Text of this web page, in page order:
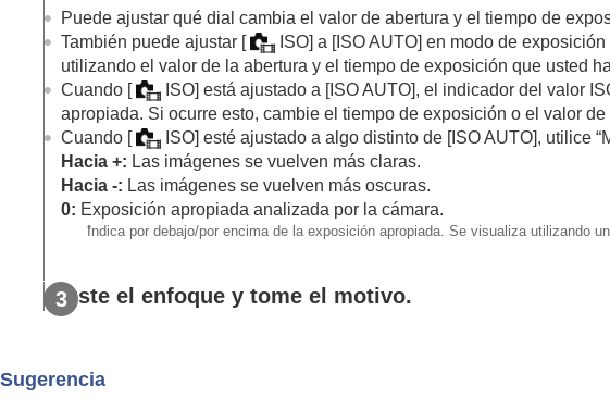
Priorid. abertura
Pr. tiempo expo.
Exposic. manual
Toma Bulb
T. ctrl Exposición
Aj. c. aut./manual
Vídeo:Modo de exposic.
Cám. lenta + ráp: Modo de exposic.
AF de cara/ojo
Puede ajustar qué dial cambia el valor de abertura y el tiempo de
También puede ajustar [ ISO] a [ISO AUTO] en modo de
utilizando el valor de la abertura y el tiempo de exposición que usted
Cuando [ ISO] está ajustado a [ISO AUTO], el indicador del valor
apropiada. Si ocurre esto, cambie el tiempo de exposición o el valor de
Cuando [ ISO] esté ajustado a algo distinto de [ISO AUTO], utilice
Hacia +: Las imágenes se vuelven más claras.
Hacia -: Las imágenes se vuelven más oscuras.
0: Exposición apropiada analizada por la cámara.
*Indica por debajo/por encima de la exposición apropiada. Se visualiza utilizando
Ajuste el enfoque y tome el motivo.
Sugerencia